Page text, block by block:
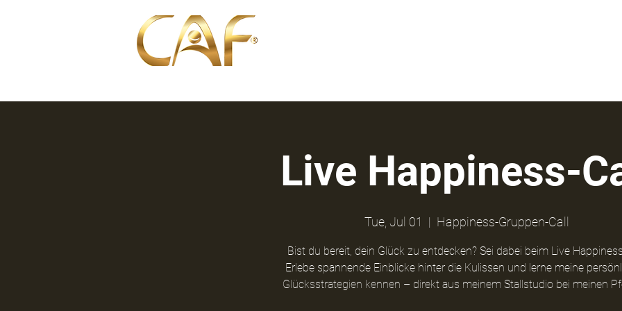
Live Happiness-
Tue, Jul 01
  |
Happiness-Gruppen-Call
Bist du bereit, dein Glück zu entdecken? Sei dabei beim Live
Erlebe spannende Einblicke hinter die Kulissen und lerne meine
Glücksstrategien kennen – direkt aus meinem Stallstudio bei meinen